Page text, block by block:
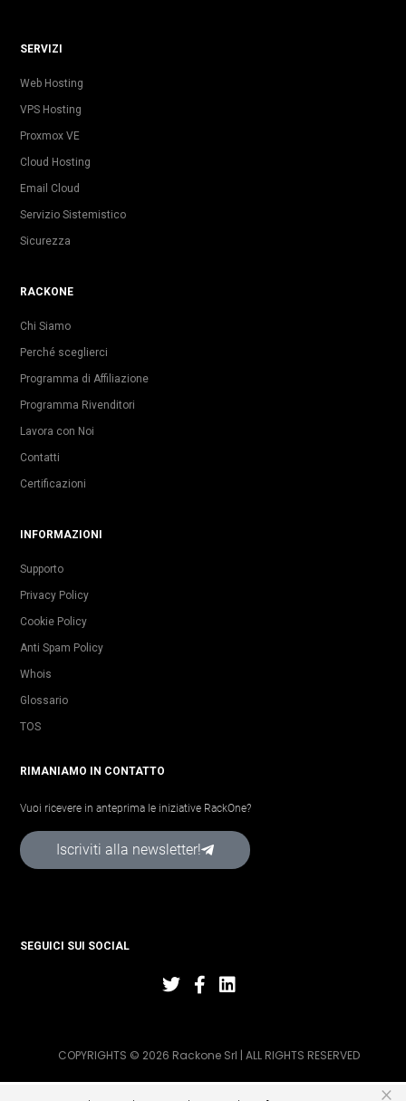
SERVIZI
Web Hosting
VPS Hosting
Proxmox VE
Cloud Hosting
Email Cloud
Servizio Sistemistico
Sicurezza
RACKONE
Chi Siamo
Perché sceglierci
Programma di Affiliazione
Programma Rivenditori
Lavora con Noi
Contatti
Certificazioni
INFORMAZIONI
Supporto
Privacy Policy
Cookie Policy
Anti Spam Policy
Whois
Glossario
TOS
RIMANIAMO IN CONTATTO
Vuoi ricevere in anteprima le iniziative RackOne?
Iscriviti alla newsletter!
SEGUICI SUI SOCIAL
COPYRIGHTS © 2026 Rackone Srl | ALL RIGHTS RESERVED
×